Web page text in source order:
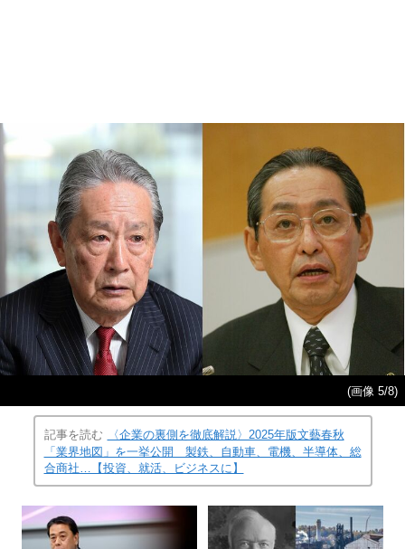
(画像 5/8)
記事を読む
〈企業の裏側を徹底解説〉2025年版文藝春秋
「業界地図」を一挙公開 製鉄、自動車、電機、半導体、総
合商社…【投資、就活、ビジネスに】